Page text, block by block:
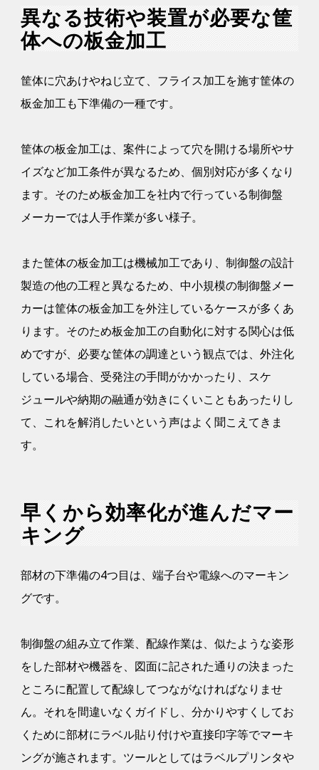
異なる技術や装置が必要な筐
体への板金加工
筐体に穴あけやねじ立て、フライス加工を施す筐体の
板金加工も下準備の一種です。
筐体の板金加工は、案件によって穴を開ける場所やサ
イズなど加工条件が異なるため、個別対応が多くなり
ます。そのため板金加工を社内で行っている制御盤
メーカーでは人手作業が多い様子。
また筐体の板金加工は機械加工であり、制御盤の設計
製造の他の工程と異なるため、中小規模の制御盤メー
カーは筐体の板金加工を外注しているケースが多くあ
ります。そのため板金加工の自動化に対する関心は低
めですが、必要な筐体の調達という観点では、外注化
している場合、受発注の手間がかかったり、スケ
ジュールや納期の融通が効きにくいこともあったりし
て、これを解消したいという声はよく聞こえてきま
す。
早くから効率化が進んだマー
キング
部材の下準備の4つ目は、端子台や電線へのマーキン
グです。
制御盤の組み立て作業、配線作業は、似たような姿形
をした部材や機器を、図面に記された通りの決まった
ところに配置して配線してつながなければなりませ
ん。それを間違いなくガイドし、分かりやすくしてお
くために部材にラベル貼り付けや直接印字等でマーキ
ングが施されます。ツールとしてはラベルプリンタや